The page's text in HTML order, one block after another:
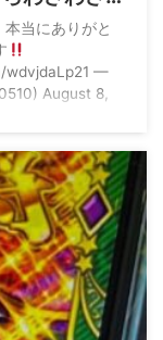
当にありがと
wdvjdaLp21 —
August 8,